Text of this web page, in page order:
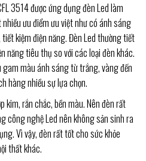
3514 được ứng dụng đèn Led làm
ưu điểm ưu việt như có ánh sáng
kiệm điện năng. Đèn Led thường tiết
năng tiêu thụ so với các loại đèn khác.
màu ánh sáng từ trắng, vàng đến
hàng nhiều sự lựa chọn.
kim, rắn chắc, bền màu. Nên đèn rất
công nghệ Led nên không sản sinh ra
Vì vậy, đèn rất tốt cho sức khỏe
thất khác.